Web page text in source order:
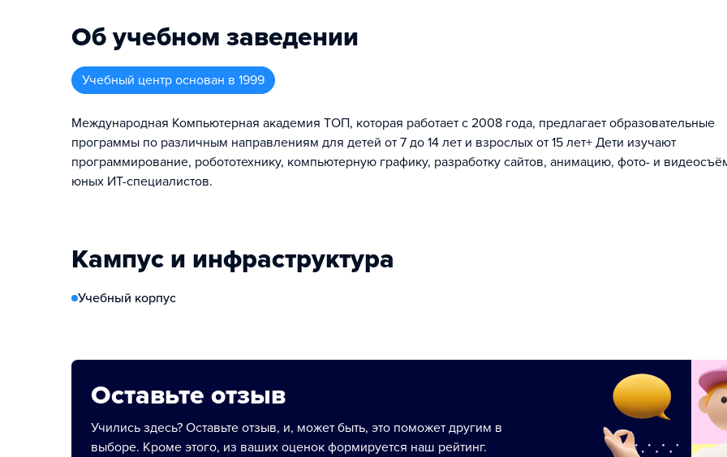
Об учебном заведении
Учебный центр основан в 1999
Международная Компьютерная академия ТОП, которая работает с 2008 года, предлагает образовательные
программы по различным направлениям для детей от 7 до 14 лет и взрослых от 15 лет+ Дети изучают
программирование, робототехнику, компьютерную графику, разработку сайтов, анимацию, фото- и
юных ИТ-специалистов.
Кампус и инфраструктура
Учебный корпус
Оставьте отзыв
Учились здесь? Оставьте отзыв, и, может быть, это поможет другим в
выборе. Кроме этого, из ваших оценок формируется наш рейтинг.